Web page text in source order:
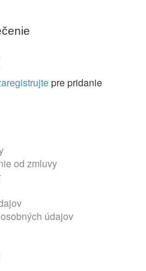
pre pridanie
od zmluvy
údajov